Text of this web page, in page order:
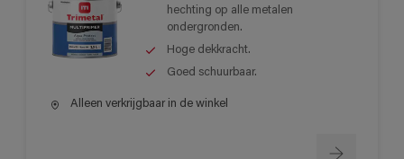
hechting op alle metalen
ondergronden.
Hoge dekkracht.
Goed schuurbaar.
Alleen verkrijgbaar in de winkel